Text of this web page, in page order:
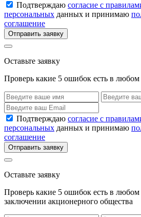
Подтверждаю согласие с
персональных данных и принимаю
соглашение
Отправить заявку
Оставьте заявку
Проверь какие 5 ошибок есть в любом
Подтверждаю согласие с
персональных данных и принимаю
соглашение
Отправить заявку
Оставьте заявку
Проверь какие 5 ошибок есть в
заключении акционерного общества